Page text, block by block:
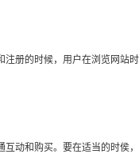
册的时候，用户在浏览网站
动和购买。要在适当的时侯